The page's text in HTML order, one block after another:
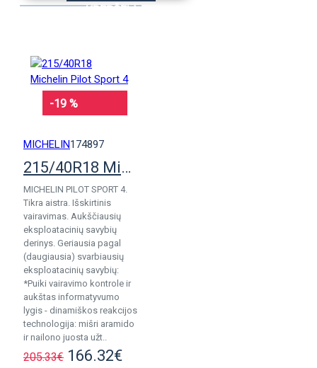
KREPŠELĮ
-19 %
MICHELIN174897
215/40R18 Michelin Pilot Sport 4
MICHELIN PILOT SPORT 4.
Tikra aistra. Išskirtinis
vairavimas. Aukščiausių
eksploatacinių savybių
derinys. Geriausia pagal
(daugiausia) svarbiausių
eksploatacinių savybių:
*Puiki vairavimo kontrole ir
aukštas informatyvumo
lygis - dinamiškos reakcijos
technologija: mišri aramido
ir nailono juosta užt..
205.33€ 166.32€